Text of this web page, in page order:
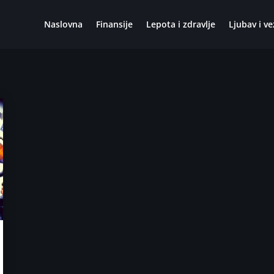
Naslovna Finansije Lepota i zdravlje Ljubav i